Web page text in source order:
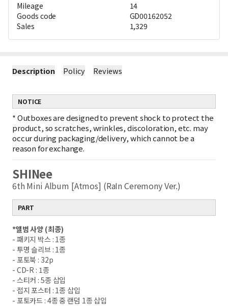
Mileage
14
Goods code
GD00162052
Sales
1,329
Description Policy Reviews
NOTICE
*Outboxes are designed to prevent shock to protect the
product, so scratches, wrinkles, discoloration, etc. may
occur during packaging/delivery, which cannot be a
reason for exchange.
SHINee
6th Mini Album [Atmos] (RaIn Ceremony Ver.)
PART
*앨범 사양 (최종)
- 패키지 박스: 1종
- 투명 슬리브: 1종
- 포토북 : 32p
- CD-R : 1종
- 스티커 : 5종 삽입
- 접지 포스터 : 1종 삽입
- 포토카드 : 4종 중 랜덤 1종 삽입